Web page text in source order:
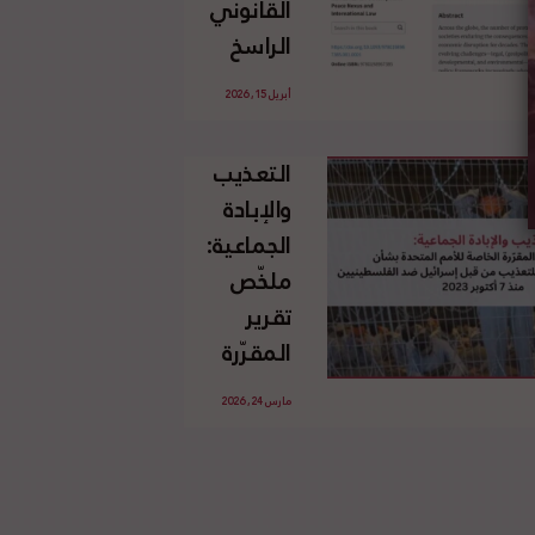
الإسرائيلي
غير
القانوني
الفلسطينية
القانوني
الراسخ
للاجئين
وحقهم
في العودة
بموجب
القانون
الدولي
أبريل 15, 2026
التعذيب
والإبادة
الجماعية:
ملخّص
تقرير
المقرّرة
الخاصة
مارس 24, 2026